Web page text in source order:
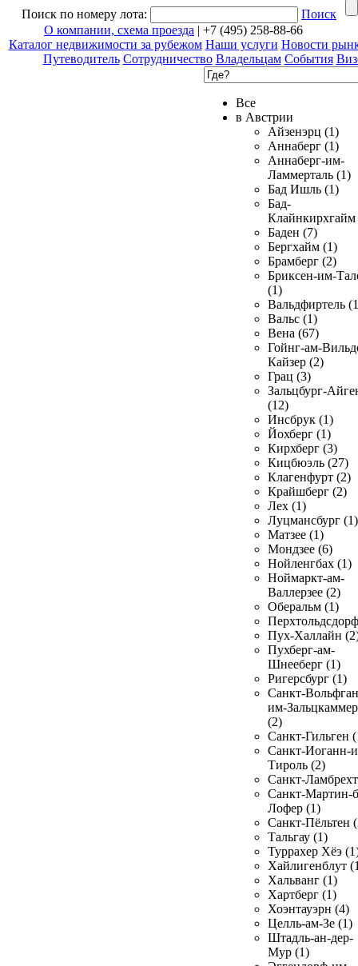
Поиск по номеру лота:
Поиск
О компании, схема проезда | +7 (495) 258-88-66
Каталог недвижимости за рубежом Наши услуги Новости
Путеводитель Сотрудничество Владельцам События
Все
в Австрии
Айзенэрц (1)
Аннаберг (1)
Аннаберг-им-
Ламмерталь (1)
Бад Ишль (1)
Бад-
Клайнкирхгайм
Баден (7)
Бергхайм (1)
Брамберг (2)
Бриксен-им-
(1)
Вальдфиртель
Вальс (1)
Вена (67)
Гойнг-ам-
Кайзер (2)
Грац (3)
Зальцбург-
(12)
Инсбрук (1)
Йохберг (1)
Кирхберг (3)
Кицбюэль (27)
Клагенфурт (2)
Крайшберг (2)
Лех (1)
Луцмансбург (1)
Матзее (1)
Мондзее (6)
Нойленгбах (1)
Ноймаркт-ам-
Валлерзее (2)
Оберальм (1)
Пух-Халлайн
Пухберг-ам-
Шнееберг (1)
Ригерсбург (1)
Санкт-
им-
(2)
Санкт-Гильген
Санкт-Иоганн-
Тироль (2)
Санкт-
Санкт-Мартин-
Лофер (1)
Санкт-Пёльтен
Тальгау (1)
Туррахер Хёэ
Хайлигенблут
Хальванг (1)
Хартберг (1)
Хоэнтауэрн (4)
Целль-ам-Зе (1)
Штадль-ан-дер-
Мур (1)